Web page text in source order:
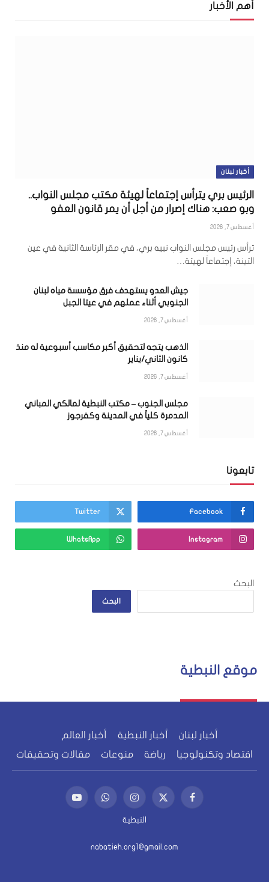
أهم الأخبار
أخبار لبنان
الرئيس بري يترأس إجتماعاً لهيئة مكتب مجلس النواب..
وبو صعب: هناك إصرار من أجل أن يمر قانون العفو
أغسطس 7, 2026
ترأس رئيس مجلس النواب نبيه بري، في مقر الرئاسة الثانية في عين
التينة، إجتماعاً لهيئة…
جيش العدو يستهدف فرق مؤسسة مياه لبنان
الجنوبي أثناء عملهم في عيتا الجبل
أغسطس 7, 2026
الذهب يتجه لتحقيق أكبر مكاسب أسبوعية له منذ
كانون الثاني/يناير
أغسطس 7, 2026
مجلس الجنوب – مكتب النبطية لمالكي المباني
المدمرة كلياً في المدينة وكفرجوز
أغسطس 7, 2026
تابعونا
Facebook
Twitter
Instagram
WhatsApp
البحث
البحث
موقع النبطية
أخبار لبنان أخبار النبطية
أخبار العالم
اقتصاد وتكنولوجيا
رياضة منوعات مقالات وتحقيقات
فيسبوكX
(Twitter)
الانستغرامواتساب يوتيوب
النبطية
nabatieh.org1@gmail.com